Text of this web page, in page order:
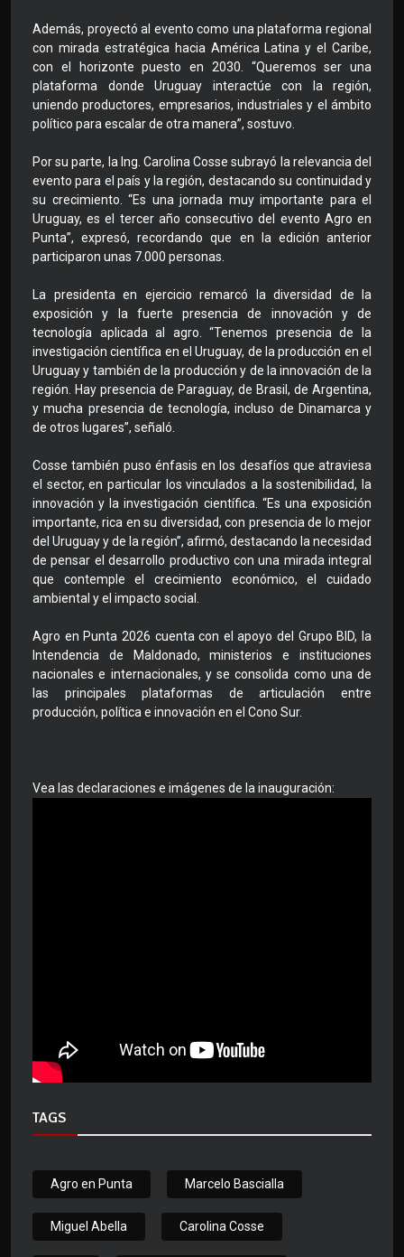
Además, proyectó al evento como una plataforma regional
con mirada estratégica hacia América Latina y el Caribe,
con el horizonte puesto en 2030. “Queremos ser una
plataforma donde Uruguay interactúe con la región,
uniendo productores, empresarios, industriales y el ámbito
político para escalar de otra manera”, sostuvo.
Por su parte, la Ing. Carolina Cosse subrayó la relevancia del
evento para el país y la región, destacando su continuidad y
su crecimiento. “Es una jornada muy importante para el
Uruguay, es el tercer año consecutivo del evento Agro en
Punta”, expresó, recordando que en la edición anterior
participaron unas 7.000 personas.
La presidenta en ejercicio remarcó la diversidad de la
exposición y la fuerte presencia de innovación y de
tecnología aplicada al agro. “Tenemos presencia de la
investigación científica en el Uruguay, de la producción en el
Uruguay y también de la producción y de la innovación de la
región. Hay presencia de Paraguay, de Brasil, de Argentina,
y mucha presencia de tecnología, incluso de Dinamarca y
de otros lugares”, señaló.
Cosse también puso énfasis en los desafíos que atraviesa
el sector, en particular los vinculados a la sostenibilidad, la
innovación y la investigación científica. “Es una exposición
importante, rica en su diversidad, con presencia de lo mejor
del Uruguay y de la región”, afirmó, destacando la necesidad
de pensar el desarrollo productivo con una mirada integral
que contemple el crecimiento económico, el cuidado
ambiental y el impacto social.
Agro en Punta 2026 cuenta con el apoyo del Grupo BID, la
Intendencia de Maldonado, ministerios e instituciones
nacionales e internacionales, y se consolida como una de
las principales plataformas de articulación entre
producción, política e innovación en el Cono Sur.
Vea las declaraciones e imágenes de la inauguración:
TAGS
Agro en Punta Marcelo Bascialla
Miguel Abella Carolina Cosse